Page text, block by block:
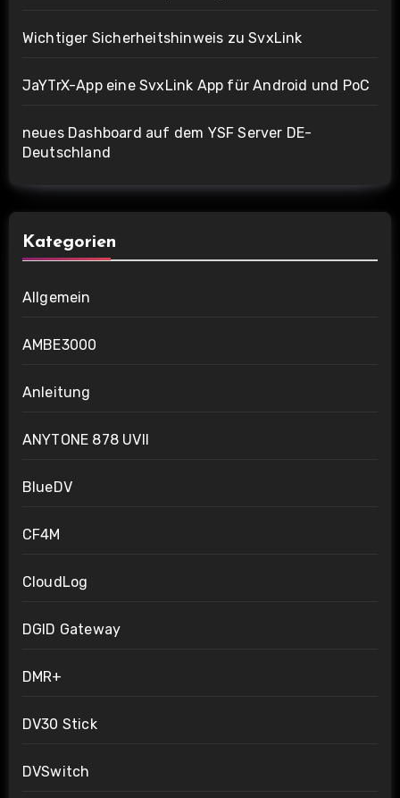
Wichtiger Sicherheitshinweis zu SvxLink
JaYTrX-App eine SvxLink App für Android und PoC
neues Dashboard auf dem YSF Server DE-
Deutschland
Kategorien
Allgemein
AMBE3000
Anleitung
ANYTONE 878 UVII
BlueDV
CF4M
CloudLog
DGID Gateway
DMR+
DV30 Stick
DVSwitch